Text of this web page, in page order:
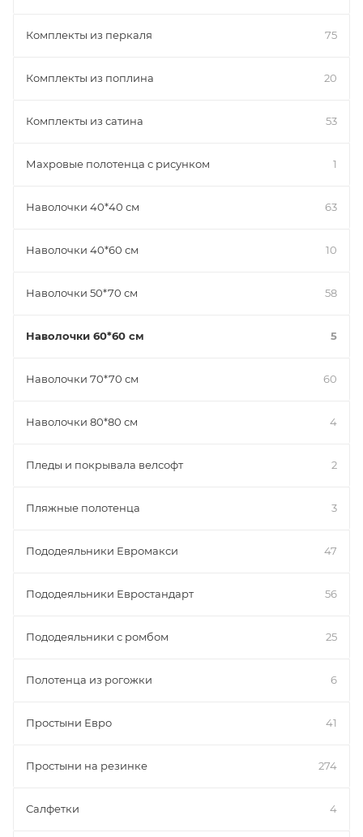
Комплекты из перкаля 75
Комплекты из поплина 20
Комплекты из сатина 53
Махровые полотенца с рисунком 1
Наволочки 40*40 см 63
Наволочки 40*60 см 10
Наволочки 50*70 см 58
Наволочки 60*60 см 5
Наволочки 70*70 см 60
Наволочки 80*80 см 4
Пледы и покрывала велсофт 2
Пляжные полотенца 3
Пододеяльники Евромакси 47
Пододеяльники Евростандарт 56
Пододеяльники с ромбом 25
Полотенца из рогожки 6
Простыни Евро 41
Простыни на резинке 274
Салфетки 4